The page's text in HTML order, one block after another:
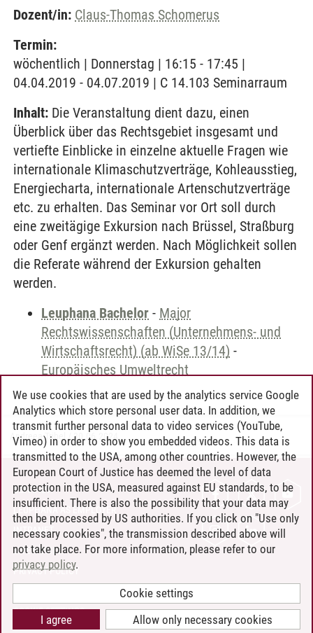
Dozent/in: Claus-Thomas Schomerus
Termin:
wöchentlich | Donnerstag | 16:15 - 17:45 |
04.04.2019 - 04.07.2019 | C 14.103 Seminarraum
Inhalt: Die Veranstaltung dient dazu, einen
Überblick über das Rechtsgebiet insgesamt und
vertiefte Einblicke in einzelne aktuelle Fragen wie
internationale Klimaschutzverträge, Kohleausstieg,
Energiecharta, internationale Artenschutzverträge
etc. zu erhalten. Das Seminar vor Ort soll durch
eine zweitägige Exkursion nach Brüssel, Straßburg
oder Genf ergänzt werden. Nach Möglichkeit sollen
die Referate während der Exkursion gehalten
werden.
Leuphana Bachelor - Major
Rechtswissenschaften (Unternehmens- und
Wirtschaftsrecht) (ab WiSe 13/14) -
Europäisches Umweltrecht
Andreea Tribel 30.06.2024
CONTACT
LEUPHANA AS EMPLOYER
INTRANET
SITE NOTICE
PRIVACY POLICY
COOKIE SETTINGS
We use cookies that are used by the analytics service Google
Analytics which store personal user data. In addition, we
transmit further personal data to video services (YouTube,
Vimeo) in order to show you embedded videos. This data is
transmitted to the USA, among other countries. However, the
European Court of Justice has deemed the level of data
protection in the USA, measured against EU standards, to be
insufficient. There is also the possibility that your data may
then be processed by US authorities. If you click on "Use only
necessary cookies", the transmission described above will
not take place. For more information, please refer to our
privacy policy.
Cookie settings
Allow only necessary cookies
I agree